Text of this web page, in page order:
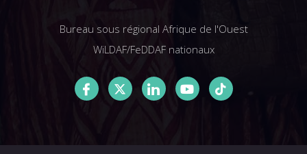
Bureau sous régional Afrique de l'Ouest
WiLDAF/FeDDAF nationaux